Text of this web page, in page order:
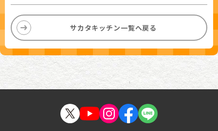
サカタキッチン一覧へ戻る